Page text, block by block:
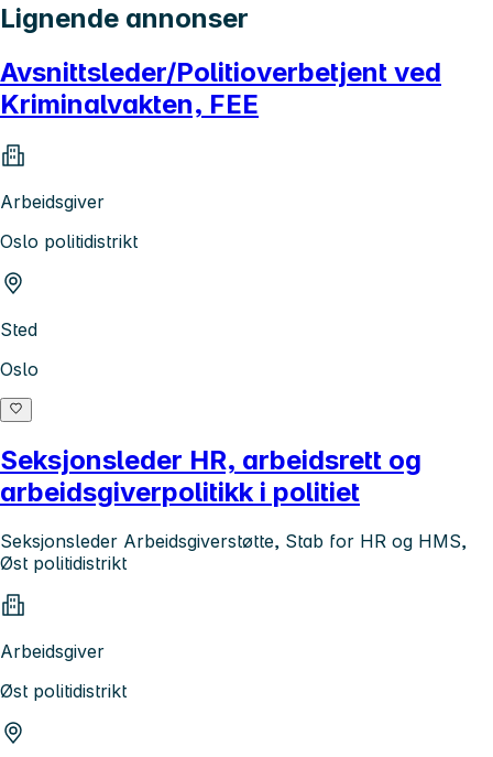
Lignende annonser
Avsnittsleder/Politioverbetjent ved
Kriminalvakten, FEE
Arbeidsgiver
Oslo politidistrikt
Sted
Oslo
Seksjonsleder HR, arbeidsrett og
arbeidsgiverpolitikk i politiet
Seksjonsleder Arbeidsgiverstøtte, Stab for HR og HMS,
Øst politidistrikt
Arbeidsgiver
Øst politidistrikt